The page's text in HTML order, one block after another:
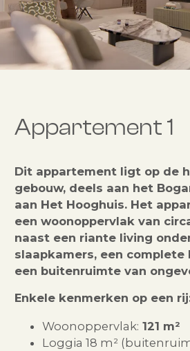
Appartement 1
Dit appartement ligt op de
gebouw, deels aan het
aan Het Hooghuis. Het
een woonoppervlak van
naast een riante living
slaapkamers, een complete
een buitenruimte van
Enkele kenmerken op een
Woonoppervlak: 121 m²
Loggia 18 m²